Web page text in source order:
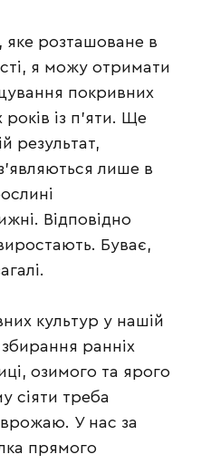
яке розташоване в
я можу отримати
покривних
із п’яти. Ще
результат,
лише в
Відповідно
Буває,
культур у нашій
ранніх
озимого та ярого
сіяти треба
врожаю. У нас за
прямого